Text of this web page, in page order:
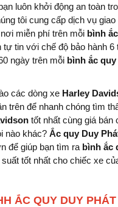
luôn khởi động an toàn
tôi cung cấp dịch vụ giao
miễn phí trên mỗi bình
tự tin với chế độ bảo hành 6
ngày trên mỗi bình ắc quy
các dòng xe Harley
trên để nhanh chóng tìm
tốt nhất cùng giá bán
nào khác? Ắc quy Duy
để giúp bạn tìm ra bình ắc
tốt nhất cho chiếc xe
ẮC QUY DUY PHÁT